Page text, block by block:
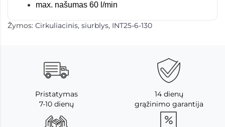
max. našumas 60 l/min
Žymos: Cirkuliacinis, siurblys, INT25-6-130
Pristatymas
7-10 dienų
14 dienų
grąžinimo garantija